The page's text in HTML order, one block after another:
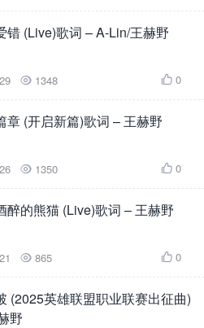
错 (Live)歌词 – A-Lin/王赫野
 1348  0
章 (开启新篇)歌词 – 王赫野
 1350  0
醉的熊猫 (Live)歌词 – 王赫野
 865  0
(2025英雄联盟职业联赛出征曲)
野